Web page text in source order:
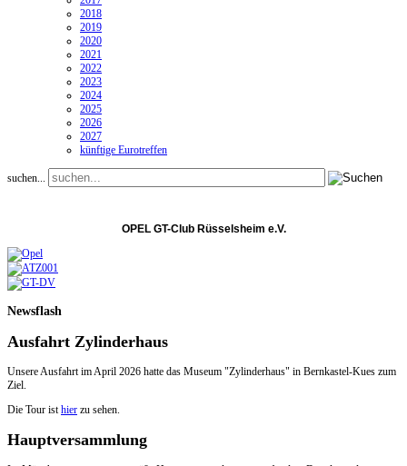
2018
2019
2020
2021
2022
2023
2024
2025
2026
2027
künftige Eurotreffen
suchen...
OPEL GT-Club Rüsselsheim e.V.
Newsflash
Ausfahrt Zylinderhaus
Unsere Ausfahrt im April 2026 hatte das Museum "Zylinderhaus" in Bernkastel-Kues zum
Ziel.
Die Tour isthier zu sehen.
Hauptversammlung